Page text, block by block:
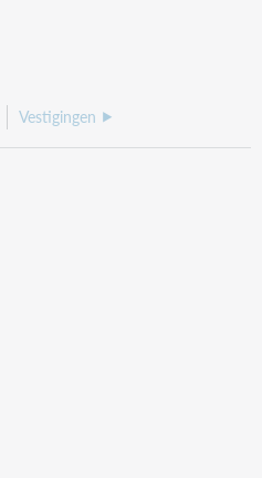
Vestigingen